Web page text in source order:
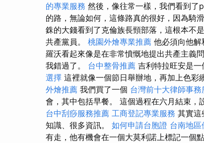
的專業服務 然後，像往常一樣，我們看到了
的路，無論如何，這條路真的很好，因為騎
銖的大錢看到了克倫族長頸部落，這根本不
共產黨員。 桃園外燴專業推薦 他必須向他
羅沃看起來像是在非常憤慨地提出共產主義
我錯過了。 台中整骨推薦 吉利特拉旺安是一
選擇 這裡就像一個節日舉辦地，再加上色彩
外燴推薦 我們買了一個 台灣前十大律師事務
會，其中包括早餐。 這個過程在六月結束，
台中刮痧服務推薦 工商登記專業服務 其實這
知識、很多資訊。 如何申請台胞證 台南地區
有走，他有機會在一個大莫利諾上標記一個